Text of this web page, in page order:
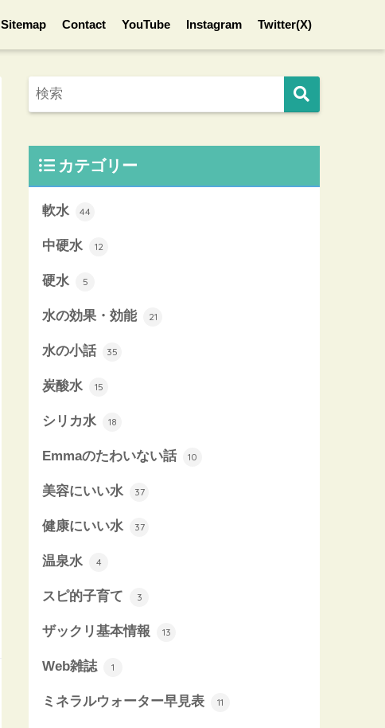
Sitemap Contact YouTube Instagram Twitter(X)
カテゴリー
軟水 44
中硬水 12
硬水 5
水の効果・効能 21
水の小話 35
炭酸水 15
シリカ水 18
Emmaのたわいない話 10
美容にいい水 37
健康にいい水 37
温泉水 4
スピ的子育て 3
ザックリ基本情報 13
Web雑誌 1
ミネラルウォーター早見表 11